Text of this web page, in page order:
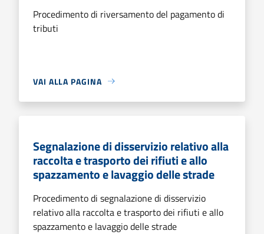
Procedimento di riversamento del pagamento di
tributi
VAI ALLA PAGINA
Segnalazione di disservizio relativo alla
raccolta e trasporto dei rifiuti e allo
spazzamento e lavaggio delle strade
Procedimento di segnalazione di disservizio
relativo alla raccolta e trasporto dei rifiuti e allo
spazzamento e lavaggio delle strade